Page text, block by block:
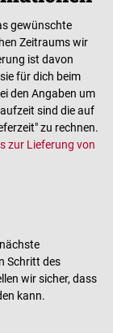
gewünschte
Zeitraums wir
ist davon
für dich beim
den Angaben um
sind die auf
zu rechnen.
zur Lieferung von
Schritt des
wir sicher, dass
kann.